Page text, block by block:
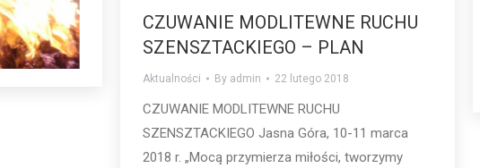
CZUWANIE MODLITEWNE RUCHU
SZENSZTACKIEGO – PLAN
Aktualności By admin 22 lutego 2018
CZUWANIE MODLITEWNE RUCHU
SZENSZTACKIEGO Jasna Góra, 10-11 marca
2018 r. „Mocą przymierza miłości, tworzymy